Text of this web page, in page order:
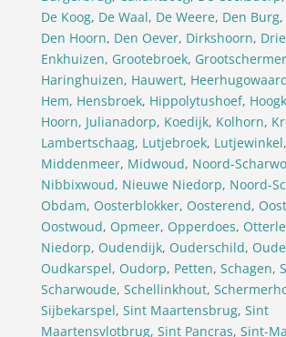
De Koog, De Waal, De Weere, Den Burg,
Den Hoorn, Den Oever, Dirkshoorn,
Enkhuizen, Grootebroek, Grootschermer
Haringhuizen, Hauwert,
Hem, Hensbroek, Hippolytushoef,
Hoorn, Julianadorp, Koedijk, Kolhorn,
Lambertschaag, Lutjebroek, Lutjewinkel,
Middenmeer, Midwoud, Noord-
Nibbixwoud, Nieuwe Niedorp, Noord-
Obdam, Oosterblokker, Oosterend,
Oostwoud, Opmeer, Opperdoes,
Niedorp, Oudendijk, Ouderschild,
Oudkarspel, Oudorp, Petten, Schagen,
Scharwoude, Schellinkhout,
Sijbekarspel, Sint Maartensbrug, Sint
Maartensvlotbrug, Sint Pancras, Sint-